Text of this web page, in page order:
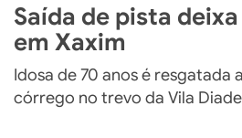
Saída de pista
em Xaxim
Idosa de 70 anos é resgatada
córrego no trevo da Vila